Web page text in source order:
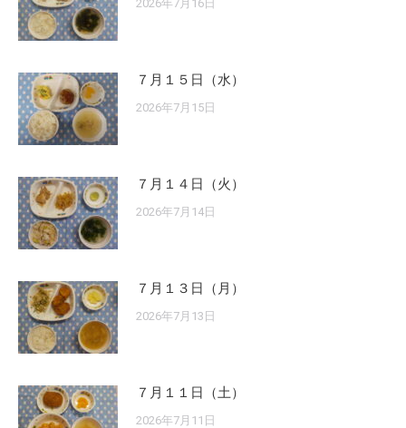
2026年7月16日
７月１５日（水）
2026年7月15日
７月１４日（火）
2026年7月14日
７月１３日（月）
2026年7月13日
７月１１日（土）
2026年7月11日